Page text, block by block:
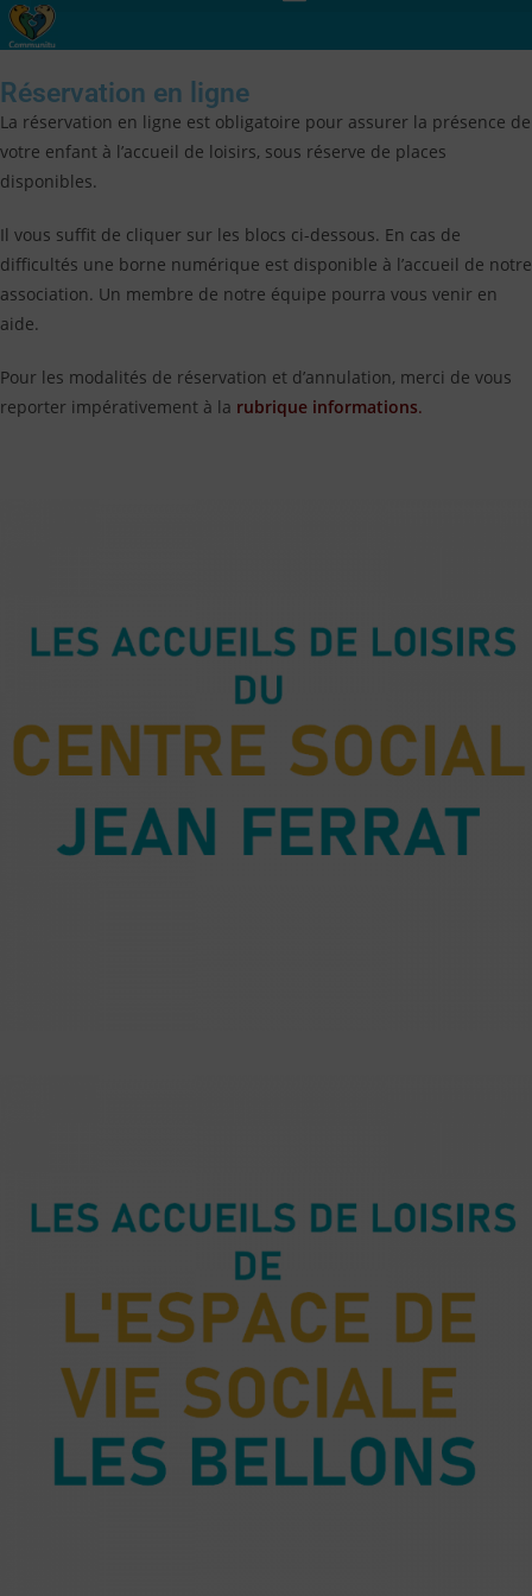
Réservation en ligne
La réservation en ligne est obligatoire pour assurer la présence de
votre enfant à l’accueil de loisirs, sous réserve de places
disponibles.
Il vous suffit de cliquer sur les blocs ci-dessous. En cas de
difficultés une borne numérique est disponible à l’accueil de notre
association. Un membre de notre équipe pourra vous venir en
aide.
Pour les modalités de réservation et d’annulation, merci de vous
reporter impérativement à la rubrique informations.